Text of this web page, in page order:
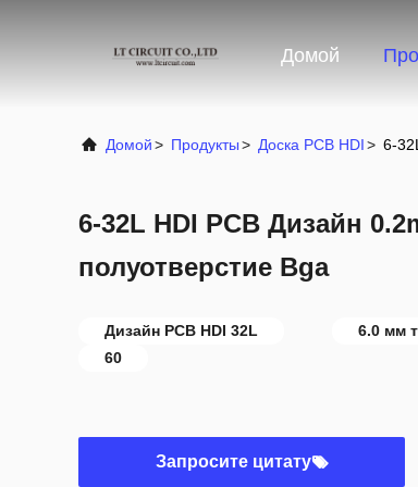
Домой
Домой> Продукты> Доска PCB HDI> 6-
6-32L HDI PCB Дизайн
полуотверстие Bga
Дизайн PCB HDI 32L
6.0 мм
60
Запросите цитату